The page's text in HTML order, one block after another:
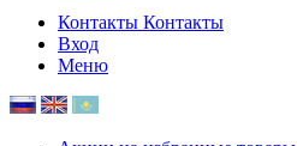
Контакты Контакты
Вход
Меню